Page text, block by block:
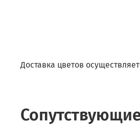
Доставка цветов